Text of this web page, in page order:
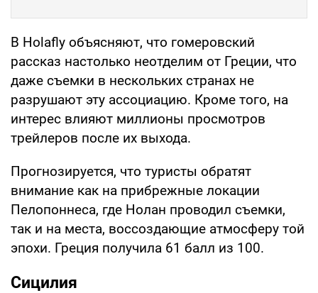
В Holafly объясняют, что гомеровский
рассказ настолько неотделим от Греции, что
даже съемки в нескольких странах не
разрушают эту ассоциацию. Кроме того, на
интерес влияют миллионы просмотров
трейлеров после их выхода.
Прогнозируется, что туристы обратят
внимание как на прибрежные локации
Пелопоннеса, где Нолан проводил съемки,
так и на места, воссоздающие атмосферу той
эпохи. Греция получила 61 балл из 100.
Сицилия